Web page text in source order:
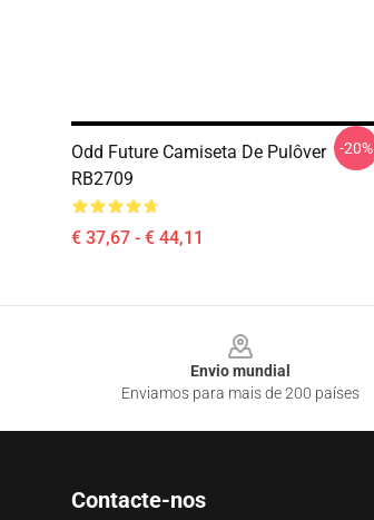
Odd Future Camiseta De Pulôver
RB2709
€ 37,67 - € 44,11
-20%
Envio mundial
Enviamos para mais de 200 países
Contacte-nos